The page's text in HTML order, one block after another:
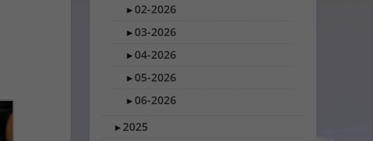
►02-2026
►03-2026
►04-2026
►05-2026
►06-2026
► 2025